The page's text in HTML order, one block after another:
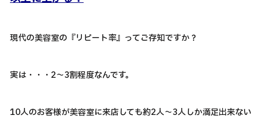
現代の美容室の『リピート率』ってご存知ですか？
実は・・・2～3割程度なんです。
10人のお客様が美容室に来店しても約2人～3人しか満足出来ない